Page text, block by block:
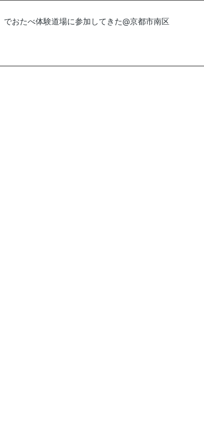
おたべ体験道場に参加してきた@京都市南区